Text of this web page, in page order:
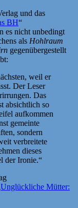
und das
BH“
es nicht unbedingt
als Hohlraum
gegenübergestellt
weil er
Der Leser
Das
absichtlich so
aufkommen
gemeinte
sondern
verbreitete
dieses
der Ironie.“
Unglückliche Mütter: